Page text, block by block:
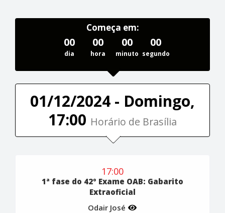
Começa em:
00
dia
00
hora
00
minuto
00
segundo
01/12/2024 - Domingo,
17:00 Horário de Brasília
17:00
1ª fase do 42º Exame OAB: Gabarito
Extraoficial
Odair José